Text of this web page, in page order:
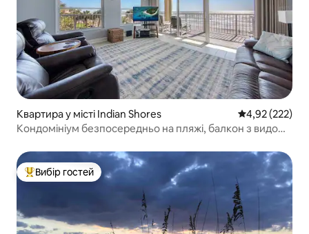
Квартира у місті Indian Shores Середня
4,92 (222)
Кондомініум безпосередньо на пляжі, балкон з видом
Топ вибір гостей
Вибір гостей